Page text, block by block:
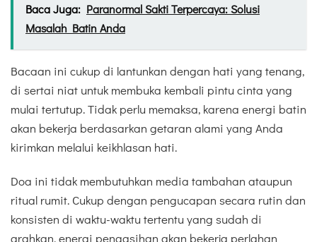
Baca Juga: Paranormal Sakti Terpercaya: Solusi
Masalah Batin Anda
Bacaan ini cukup di lantunkan dengan hati yang tenang,
di sertai niat untuk membuka kembali pintu cinta yang
mulai tertutup. Tidak perlu memaksa, karena energi batin
akan bekerja berdasarkan getaran alami yang Anda
kirimkan melalui keikhlasan hati.
Doa ini tidak membutuhkan media tambahan ataupun
ritual rumit. Cukup dengan pengucapan secara rutin dan
konsisten di waktu-waktu tertentu yang sudah di
arahkan, energi pengasihan akan bekerja perlahan